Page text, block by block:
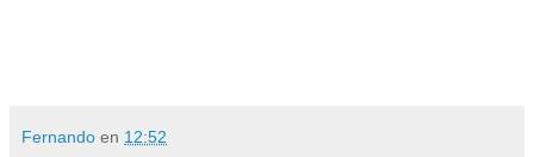
Fernando en 12:52